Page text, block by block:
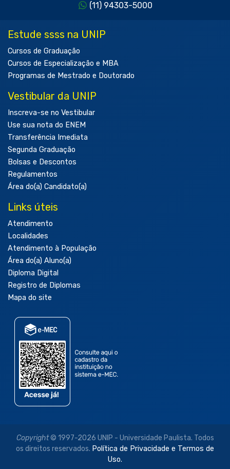
(11) 94303-5000
Estude ssss na UNIP
Cursos de Graduação
Cursos de Especialização e MBA
Programas de Mestrado e Doutorado
Vestibular da UNIP
Inscreva-se no Vestibular
Use sua nota do ENEM
Transferência Imediata
Segunda Graduação
Bolsas e Descontos
Regulamentos
Área do(a) Candidato(a)
Links úteis
Atendimento
Localidades
Atendimento à População
Área do(a) Aluno(a)
Diploma Digital
Registro de Diplomas
Mapa do site
Copyright© 1997-2026 UNIP - Universidade Paulista. Todos
os direitos reservados. Política de Privacidade e Termos de
Uso.